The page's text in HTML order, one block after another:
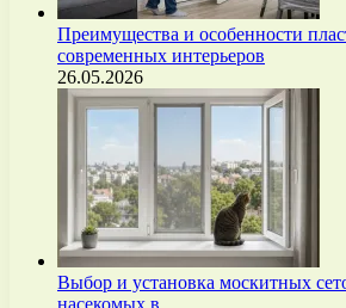
Преимущества и особенности
современных интерьеров
26.05.2026
Выбор и установка москитных